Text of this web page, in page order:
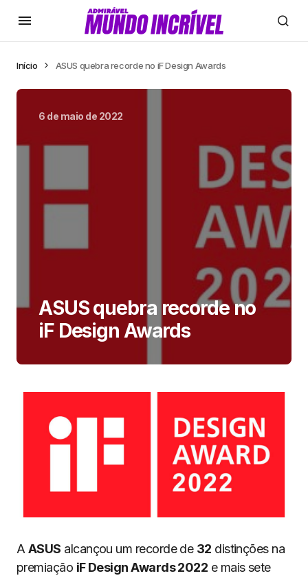
Início ASUS quebra recorde no iF Design Awards
6 de maio de 2022
ASUS quebra recorde no
iF Design Awards
A ASUS alcançou um recorde de 32 distinções na
premiação iF Design Awards 2022 e mais sete